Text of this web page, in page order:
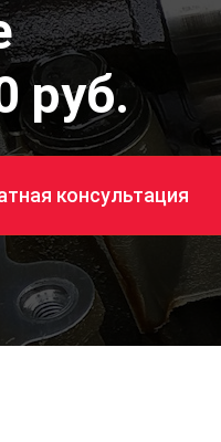
руб.
консультация